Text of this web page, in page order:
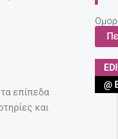
επίπεδα
και
@